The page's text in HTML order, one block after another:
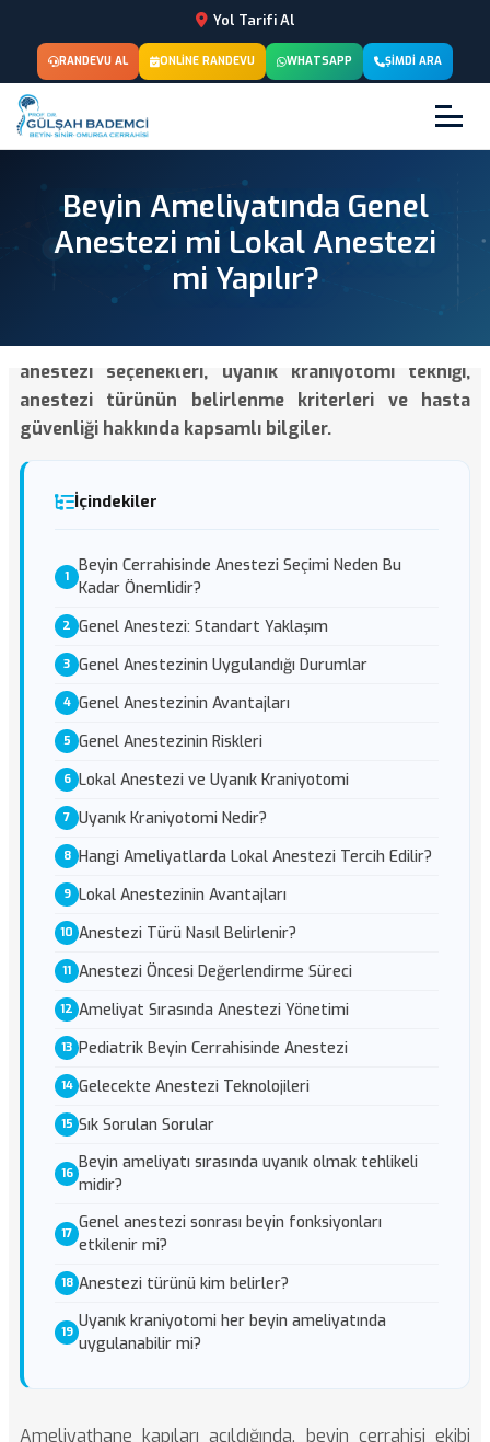
Yol Tarifi Al
RANDEVU AL ONLINE RANDEVU WHATSAPP ŞIMDI ARA
Beyin Ameliyatında Genel
Anestezi mi Lokal Anestezi
mi Yapılır?
Beyin ameliyatlarında genel anestezi ve lokal
anestezi seçenekleri, uyanık kraniyotomi tekniği,
anestezi türünün belirlenme kriterleri ve hasta
güvenliği hakkında kapsamlı bilgiler.
İçindekiler
Beyin Cerrahisinde Anestezi Seçimi Neden Bu
Kadar Önemlidir?
Genel Anestezi: Standart Yaklaşım
Genel Anestezinin Uygulandığı Durumlar
Genel Anestezinin Avantajları
Genel Anestezinin Riskleri
Lokal Anestezi ve Uyanık Kraniyotomi
Uyanık Kraniyotomi Nedir?
Hangi Ameliyatlarda Lokal Anestezi Tercih Edilir?
Lokal Anestezinin Avantajları
Anestezi Türü Nasıl Belirlenir?
Anestezi Öncesi Değerlendirme Süreci
Ameliyat Sırasında Anestezi Yönetimi
Pediatrik Beyin Cerrahisinde Anestezi
Gelecekte Anestezi Teknolojileri
Sık Sorulan Sorular
Beyin ameliyatı sırasında uyanık olmak tehlikeli
midir?
Genel anestezi sonrası beyin fonksiyonları
etkilenir mi?
Anestezi türünü kim belirler?
Uyanık kraniyotomi her beyin ameliyatında
uygulanabilir mi?
Ameliyathane kapıları açıldığında, beyin cerrahisi ekibi